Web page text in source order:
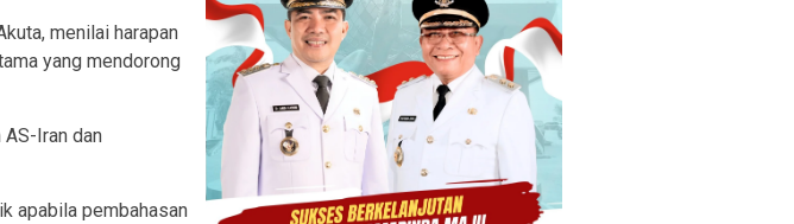
menilai harapan
yang mendorong
AS-Iran dan
apabila pembahasan